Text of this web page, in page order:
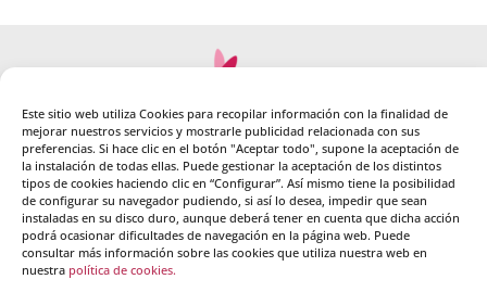
Este sitio web utiliza Cookies para recopilar información con la finalidad de
mejorar nuestros servicios y mostrarle publicidad relacionada con sus
preferencias. Si hace clic en el botón "Aceptar todo", supone la aceptación de
la instalación de todas ellas. Puede gestionar la aceptación de los distintos
tipos de cookies haciendo clic en “Configurar”. Así mismo tiene la posibilidad
de configurar su navegador pudiendo, si así lo desea, impedir que sean
instaladas en su disco duro, aunque deberá tener en cuenta que dicha acción
podrá ocasionar dificultades de navegación en la página web. Puede
consultar más información sobre las cookies que utiliza nuestra web en
nuestra política de cookies.
Crearte es tu escuela de formación de Coaching,
Practitioner PNL, Inteligencia Emocional y mucho más. Te
ofrecemos formación personalizada y de alta calidad, en
grupos reducidos y con seguimiento individual, tanto
presencial como online, durante todos nuestros cursos.